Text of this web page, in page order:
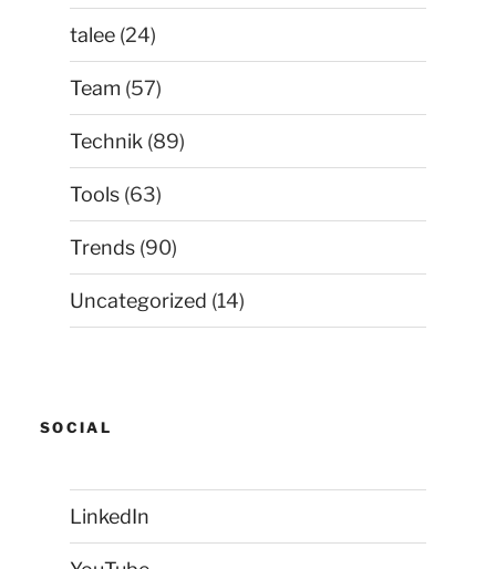
talee (24)
Team (57)
Technik (89)
Tools (63)
Trends (90)
Uncategorized (14)
SOCIAL
LinkedIn